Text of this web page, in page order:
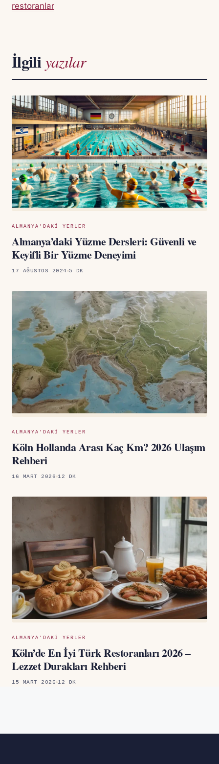
restoranlar
İlgiliyazılar
ALMANYA'DAKI YERLER
Almanya’daki Yüzme Dersleri: Güvenli ve
Keyifli Bir Yüzme Deneyimi
17 AĞUSTOS 2024 5 DK
ALMANYA'DAKI YERLER
Köln Hollanda Arası Kaç Km? 2026 Ulaşım
Rehberi
16 MART 2026 12 DK
ALMANYA'DAKI YERLER
Köln’de En İyi Türk Restoranları 2026 –
Lezzet Durakları Rehberi
15 MART 2026 12 DK